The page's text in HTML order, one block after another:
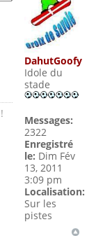
!
DahutGoofy
Idole du
stade
Messages:
2322
Enregistré
le: Dim Fév
13, 2011
3:09 pm
Localisation:
Sur les
pistes